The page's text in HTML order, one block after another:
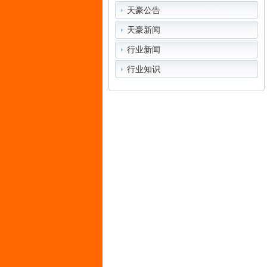
天豪公告
天豪新闻
行业新闻
行业知识